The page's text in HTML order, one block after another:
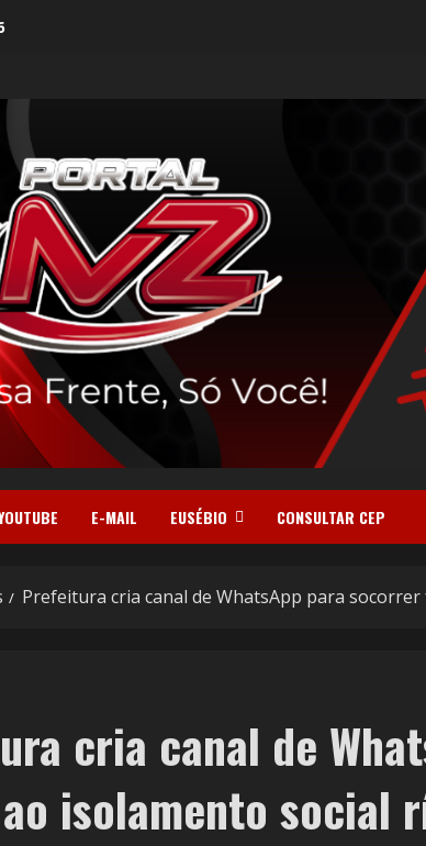
E-MAIL EUSÉBIO CONSULTAR CEP
Prefeitura cria canal de WhatsApp para
cria canal de
isolamento social